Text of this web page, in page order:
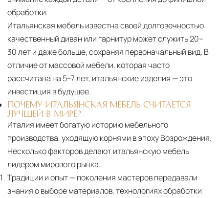
товара от нашего склада непосредственно к
месту назначения с соблюдением сроков
Профессиональная выгрузка—
квалифицированные грузчики
осуществляют разгрузку с применением
специального оборудования и техники
Подъём на этажи— доставка мебели и
дверных блоков в квартиры и офисы с
использованием лифтов или монтажных
средств
Распаковка и расстановка
— специалисты
распаковывают товар и устанавливают его в
указанное место
обработки.
Итальянская мебель известна своей долговечностью:
качественный диван или гарнитур может служить 20–
30 лет и даже больше, сохраняя первоначальный вид. В
отличие от массовой мебели, которая часто
рассчитана на 5–7 лет, итальянские изделия — это
инвестиция в будущее.
ПОЧЕМУ ИТАЛЬЯНСКАЯ МЕБЕЛЬ СЧИТАЕТСЯ
ЛУЧШЕЙ В МИРЕ?
Италия имеет богатую историю мебельного
производства, уходящую корнями в эпоху Возрождения.
Несколько факторов делают итальянскую мебель
лидером мирового рынка:
Традиции и опыт— поколения мастеров передавали
знания о выборе материалов, технологиях обработки